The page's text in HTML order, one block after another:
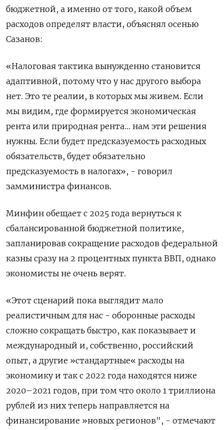
бюджетной, а именно от того, какой объем
расходов определят власти, объяснял осенью
Сазанов:
«Налоговая тактика вынужденно становится
адаптивной, потому что у нас другого выбора
нет. Это те реалии, в которых мы живем. Если
мы видим, где формируется экономическая
рента или природная рента... нам эти решения
нужны. Если будет предсказуемость расходных
обязательств, будет обязательно
предсказуемость в налогах», - говорил
замминистра финансов.
Минфин обещает с 2025 года вернуться к
сбалансированной бюджетной политике,
запланировав сокращение расходов федеральной
казны сразу на 2 процентных пункта ВВП, однако
экономисты не очень верят.
«Этот сценарий пока выглядит мало
реалистичным для нас - оборонные расходы
сложно сокращать быстро, как показывает и
международный и, собственно, российский
опыт, а другие »стандартные« расходы на
экономику и так с 2022 года находятся ниже
2020–2021 годов, при том что около 1 триллиона
рублей из них теперь направляется на
финансирование »новых регионов", - отмечают